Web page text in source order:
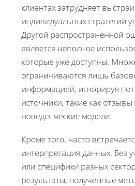
клиентах затрудняет
индивидуальных стратегий
Другой распространенной
является неполное
которые уже доступны.
ограничиваются лишь
информацией, игнорируя
источники, такие как отзывы
поведенческие модели.
Кроме того, часто
интерпретация данных. Без
или специфики разных
результаты, полученные